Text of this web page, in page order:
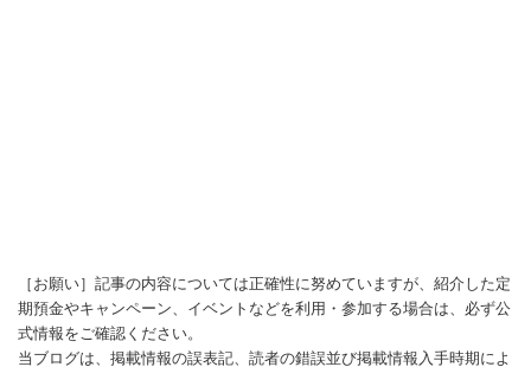
［お願い］記事の内容については正確性に努めていますが、紹介した定
期預金やキャンペーン、イベントなどを利用・参加する場合は、必ず公
式情報をご確認ください。
当ブログは、掲載情報の誤表記、読者の錯誤並び掲載情報入手時期によ